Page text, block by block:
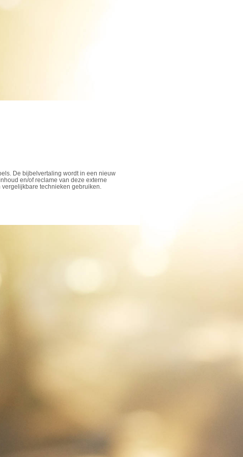
De bijbelvertaling wordt in een nieuw
en/of reclame van deze externe
technieken gebruiken.